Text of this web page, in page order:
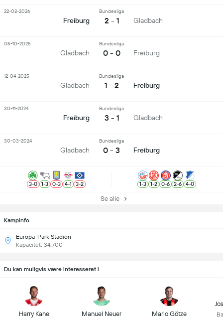
Kampinfo
Europa-Park Stadion
Kapacitet: 34,700
Freiburg
Bundesliga
2 - 1 Gladbach
22-02-2026
Gladbach
Bundesliga
0 - 0 Freiburg
05-10-2025
Gladbach
Bundesliga
1 - 2 Freiburg
12-04-2025
Freiburg
Bundesliga
3 - 1 Gladbach
30-11-2024
Gladbach
Bundesliga
0 - 3 Freiburg
30-03-2024
3-0 1-3 0-3 4-1 3-2 1-3 1-2 0-6 2-6 4-0
Se alle
Du kan muligvis være interesseret i
Harry Kane Manuel Neuer Mario Götze